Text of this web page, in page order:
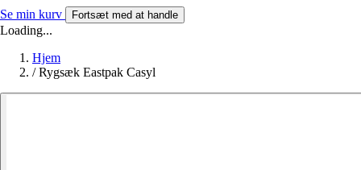
Se min kurv Fortsæt med at handle
Loading...
Hjem
/ Rygsæk Eastpak Casyl